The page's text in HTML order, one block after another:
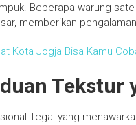
Beberapa warung
memberikan
Kota Jogja Bisa Kamu
Tekstur
Tegal yang